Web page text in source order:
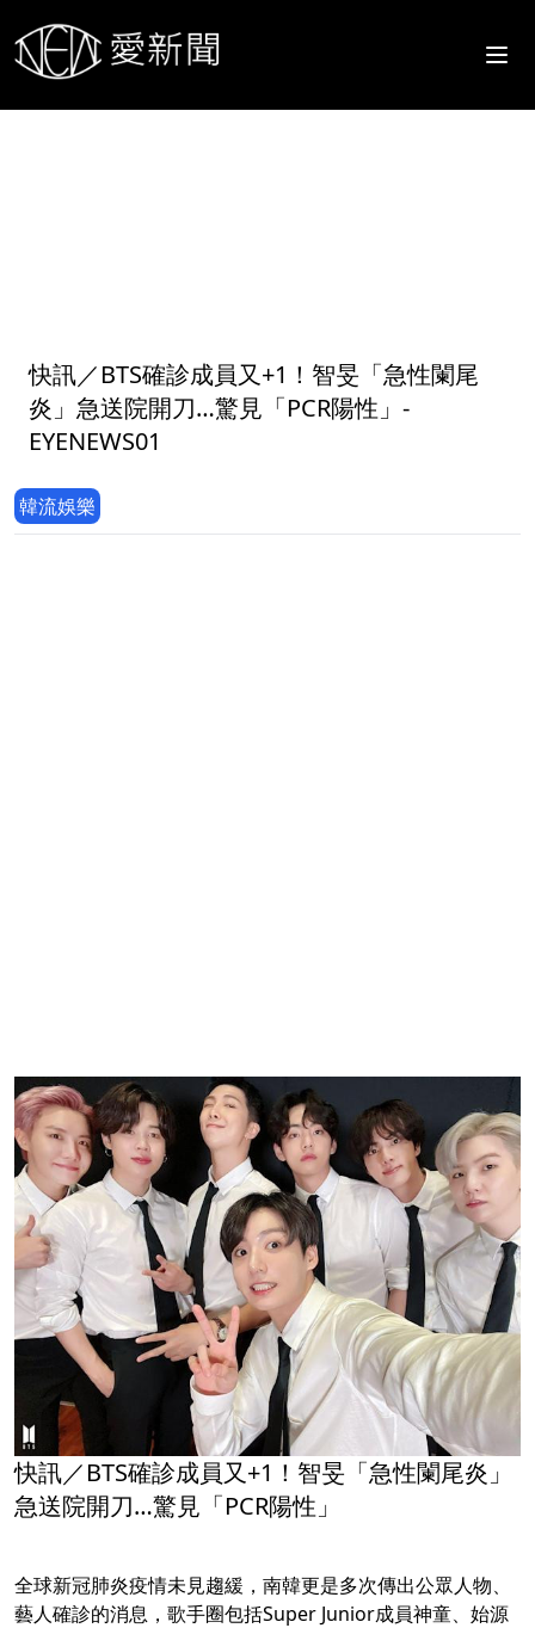
快訊／BTS確診成員又+1！智旻「急性闌尾
炎」急送院開刀…驚見「PCR陽性」-
EYENEWS01
韓流娛樂
快訊／BTS確診成員又+1！智旻「急性闌尾炎」
急送院開刀…驚見「PCR陽性」
全球新冠肺炎疫情未見趨緩，南韓更是多次傳出公眾人物、
藝人確診的消息，歌手圈包括Super Junior成員神童、始源